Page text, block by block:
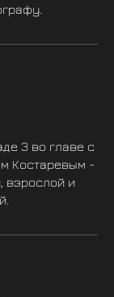
3 во главе с
Костаревым -
взрослой и